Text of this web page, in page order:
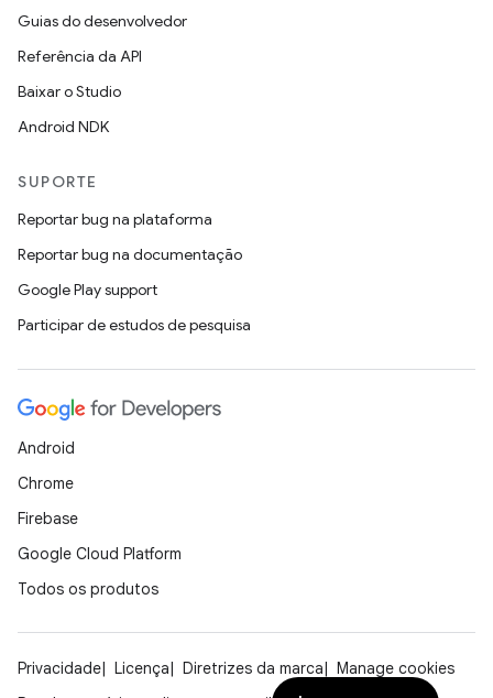
Guias do desenvolvedor
Referência da API
Baixar o Studio
Android NDK
SUPORTE
Reportar bug na plataforma
Reportar bug na documentação
Google Play support
Participar de estudos de pesquisa
Android
Chrome
Firebase
Google Cloud Platform
Todos os produtos
Privacidade Licença Diretrizes da marca
Manage cookies